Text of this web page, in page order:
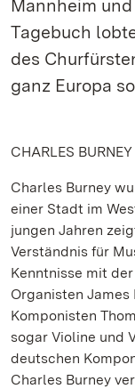
Mannheim
Tagebuch
des
ganz Europa
CHARLES
Charles Burney
einer Stadt im
jungen Jahren
Verständnis für
Kenntnisse mit
Organisten James
Komponisten
sogar Violine und
deutschen
Charles Burney